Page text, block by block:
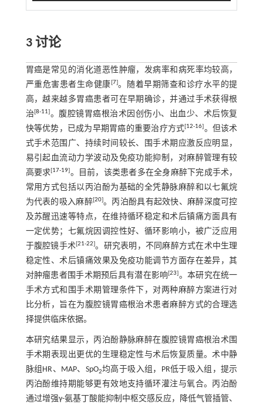
3 讨论
胃癌是常见的消化道恶性肿瘤，发病率和病死率均较高，
严重危害患者生命健康[7]。随着早期筛查和诊疗水平的提
高，越来越多胃癌患者可在早期确诊，并通过手术获得根
治[8-11]。腹腔镜胃癌根治术因创伤小、出血少、术后恢复
快等优势，已成为早期胃癌的重要治疗方式[12-16]。但该术
式手术范围广、持续时间较长、围手术期应激反应明显，
易引起血流动力学波动及免疫功能抑制，对麻醉管理有较
高要求[17-19]。目前，该类患者多在全身麻醉下完成手术，
常用方式包括以丙泊酚为基础的全凭静脉麻醉和以七氟烷
为代表的吸入麻醉[20]。丙泊酚具有起效快、麻醉深度可控
及苏醒迅速等特点，在维持循环稳定和术后镇痛方面具有
一定优势；七氟烷因调控性好、循环影响小，被广泛应用
于腹腔镜手术[21-22]。研究表明，不同麻醉方式在术中生理
稳定性、术后镇痛效果及免疫功能调节方面存在差异，其
对肿瘤患者围手术期预后具有潜在影响[23]。本研究在统一
手术方式和围手术期管理条件下，对两种麻醉方案进行对
比分析，旨在为腹腔镜胃癌根治术患者麻醉方式的合理选
择提供临床依据。
本研究结果显示，丙泊酚静脉麻醉在腹腔镜胃癌根治术围
手术期表现出更优的生理稳定性与术后恢复质量。术中静
脉组HR、MAP、SpO2均高于吸入组，PR低于吸入组，提示
丙泊酚维持期能够更有效地支持循环灌注与氧合。丙泊酚
通过增强γ-氨基丁酸能抑制中枢交感反应，降低气管插管、